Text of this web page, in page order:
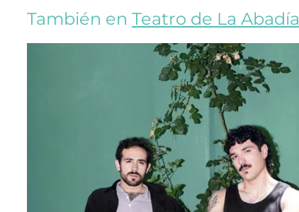
También en Teatro de La Abadía